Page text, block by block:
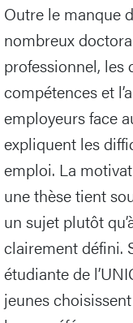
Outre le manque
nombreux
professionnel, les
compétences et
employeurs face
expliquent les
emploi. La
une thèse tient
un sujet plutôt
clairement défini.
étudiante de
jeunes